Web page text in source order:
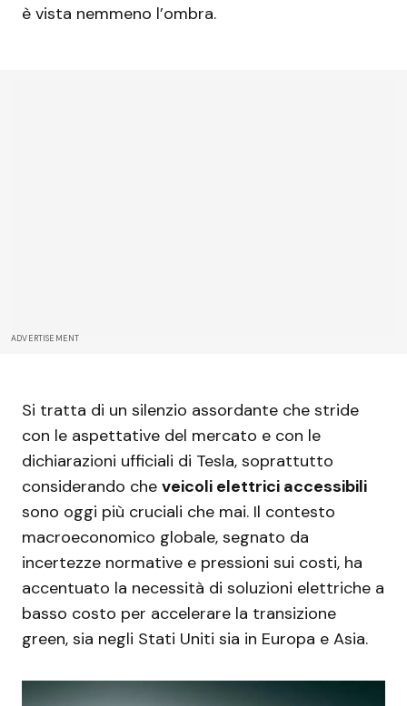
è vista nemmeno l’ombra.
ADVERTISEMENT
Si tratta di un silenzio assordante che stride
con le aspettative del mercato e con le
dichiarazioni ufficiali di Tesla, soprattutto
considerando che veicoli elettrici accessibili
sono oggi più cruciali che mai. Il contesto
macroeconomico globale, segnato da
incertezze normative e pressioni sui costi, ha
accentuato la necessità di soluzioni elettriche a
basso costo per accelerare la transizione
green, sia negli Stati Uniti sia in Europa e Asia.